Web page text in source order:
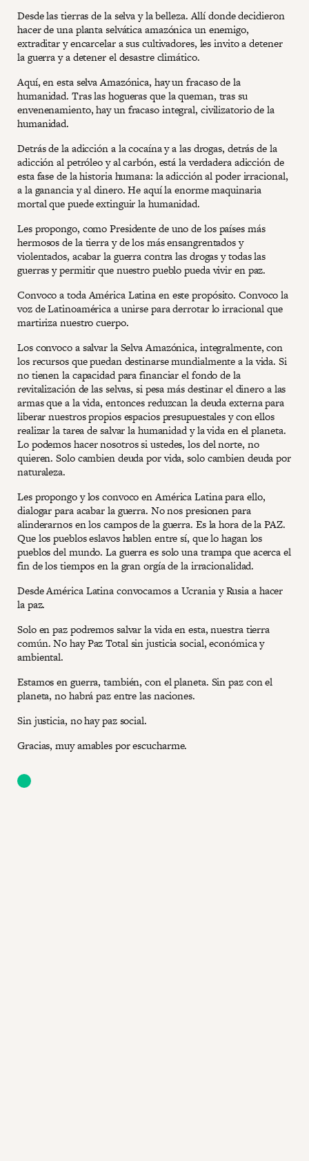
Desde las tierras de la selva y la belleza. Allí donde decidieron
hacer de una planta selvática amazónica un enemigo,
extraditar y encarcelar a sus cultivadores, les invito a detener
la guerra y a detener el desastre climático.
Aquí, en esta selva Amazónica, hay un fracaso de la
humanidad. Tras las hogueras que la queman, tras su
envenenamiento, hay un fracaso integral, civilizatorio de la
humanidad.
Detrás de la adicción a la cocaína y a las drogas, detrás de la
adicción al petróleo y al carbón, está la verdadera adicción de
esta fase de la historia humana: la adicción al poder irracional,
a la ganancia y al dinero. He aquí la enorme maquinaria
mortal que puede extinguir la humanidad.
Les propongo, como Presidente de uno de los países más
hermosos de la tierra y de los más ensangrentados y
violentados, acabar la guerra contra las drogas y todas las
guerras y permitir que nuestro pueblo pueda vivir en paz.
Convoco a toda América Latina en este propósito. Convoco la
voz de Latinoamérica a unirse para derrotar lo irracional que
martiriza nuestro cuerpo.
Los convoco a salvar la Selva Amazónica, integralmente, con
los recursos que puedan destinarse mundialmente a la vida. Si
no tienen la capacidad para financiar el fondo de la
revitalización de las selvas, si pesa más destinar el dinero a las
armas que a la vida, entonces reduzcan la deuda externa para
liberar nuestros propios espacios presupuestales y con ellos
realizar la tarea de salvar la humanidad y la vida en el planeta.
Lo podemos hacer nosotros si ustedes, los del norte, no
quieren. Solo cambien deuda por vida, solo cambien deuda por
naturaleza.
Les propongo y los convoco en América Latina para ello,
dialogar para acabar la guerra. No nos presionen para
alinderarnos en los campos de la guerra. Es la hora de la PAZ.
Que los pueblos eslavos hablen entre sí, que lo hagan los
pueblos del mundo. La guerra es solo una trampa que acerca el
fin de los tiempos en la gran orgía de la irracionalidad.
Desde América Latina convocamos a Ucrania y Rusia a hacer
la paz.
Solo en paz podremos salvar la vida en esta, nuestra tierra
común. No hay Paz Total sin justicia social, económica y
ambiental.
Estamos en guerra, también, con el planeta. Sin paz con el
planeta, no habrá paz entre las naciones.
Sin justicia, no hay paz social.
Gracias, muy amables por escucharme.